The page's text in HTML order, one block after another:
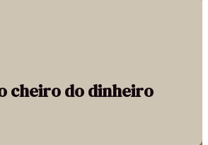
o cheiro do dinheiro